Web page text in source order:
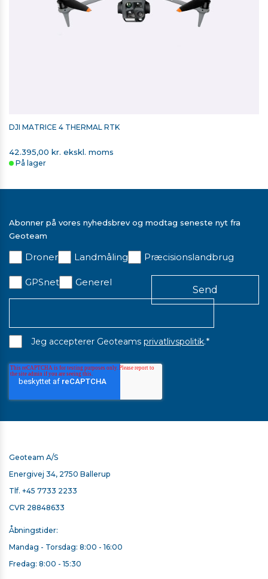
DJI MATRICE 4 THERMAL RTK
42.395,00 kr. ekskl. moms
På lager
Abonner på vores nyhedsbrev og modtag seneste nyt fra
Geoteam
Droner Landmåling Præcisionslandbrug
GPSnet Generel
Jeg accepterer Geoteams privatlivspolitik.*
Geoteam A/S
Energivej 34, 2750 Ballerup
Tlf. +45 7733 2233
CVR 28848633
Åbningstider:
Mandag - Torsdag: 8:00 - 16:00
Fredag: 8:00 - 15:30